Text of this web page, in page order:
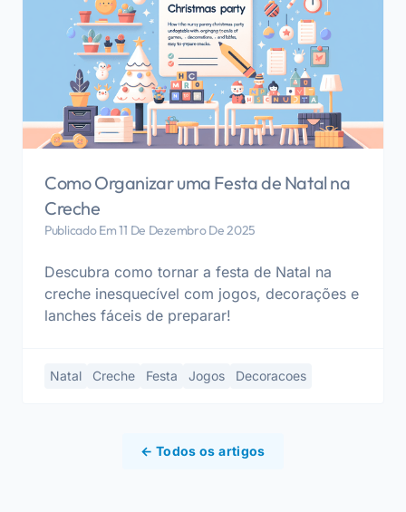
Como Organizar uma Festa de Natal na
Creche
Publicado Em 11 De Dezembro De 2025
Descubra como tornar a festa de Natal na
creche inesquecível com jogos, decorações e
lanches fáceis de preparar!
Natal Creche Festa Jogos Decoracoes
← Todos os artigos